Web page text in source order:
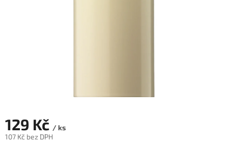
129 Kč / ks
107 Kč bez DPH